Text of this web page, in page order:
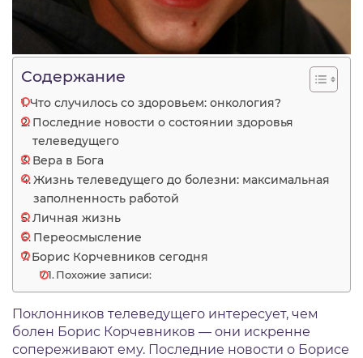
Содержание
Что случилось со здоровьем: онкология?
Последние новости о состоянии здоровья
телеведущего
Вера в Бога
Жизнь телеведущего до болезни: максимальная
заполненность работой
Личная жизнь
Переосмысление
Борис Корчевников сегодня
Похожие записи:
Поклонников телеведущего интересует, чем
болен Борис Корчевников — они искренне
сопереживают ему. Последние новости о Борисе